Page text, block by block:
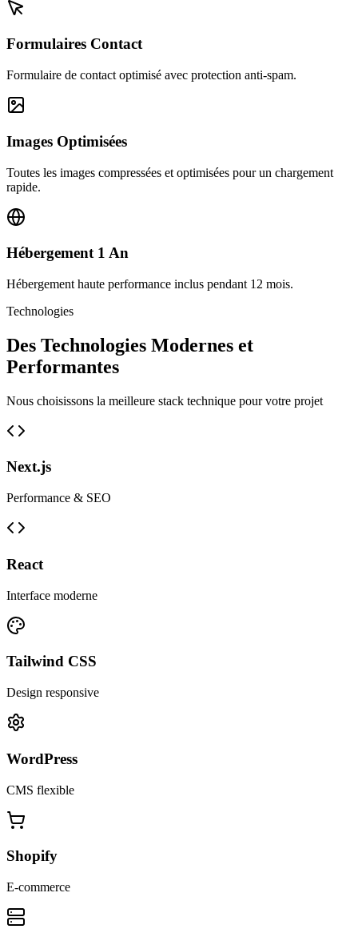
Formulaires Contact
Formulaire de contact optimisé avec protection anti-spam.
Images Optimisées
Toutes les images compressées et optimisées pour un chargement
rapide.
Hébergement 1 An
Hébergement haute performance inclus pendant 12 mois.
Technologies
Des Technologies Modernes et
Performantes
Nous choisissons la meilleure stack technique pour votre projet
Next.js
Performance & SEO
React
Interface moderne
Tailwind CSS
Design responsive
WordPress
CMS flexible
Shopify
E-commerce